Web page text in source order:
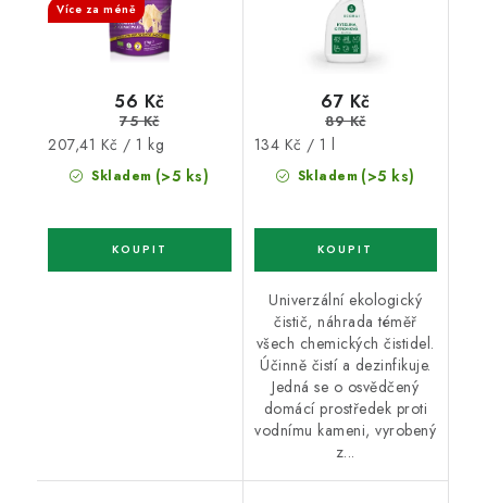
Více za méně
Skladem (>5 ks)
56 Kč
75 Kč
Měrná
cena:
207,41 Kč / 1 kg
Skladem (>5 ks)
67 Kč
89 Kč
Měrná
cena:
134 Kč / 1 l
Univerzální ekologický
čistič, náhrada téměř
všech chemických čistidel.
Účinně čistí a dezinfikuje.
Jedná se o osvědčený
domácí prostředek proti
vodnímu kameni, vyrobený
z...